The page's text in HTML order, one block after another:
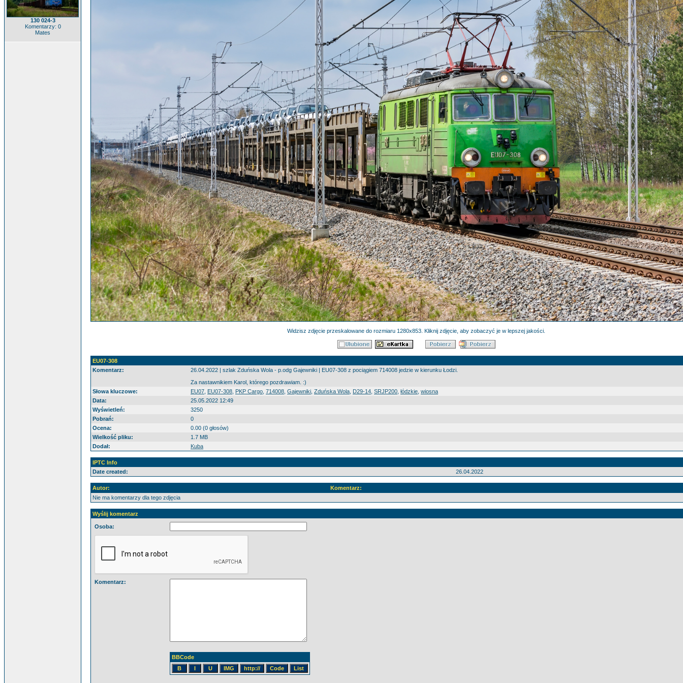
130 024-3
Komentarzy: 0
Mates
Widzisz zdjęcie przeskalowane do rozmiaru 1280x853. Kliknij zdjęcie, aby zobaczyć je w lepszej jakości.
EU07-308
Komentarz:
26.04.2022 | szlak Zduńska Wola - p.odg Gajewniki | EU07-308 z pociągiem 714008 jedzie w kierunku Łodzi.
Za nastawnikiem Karol, którego pozdrawiam. :)
Słowa kluczowe:
EU07 EU07-308 PKP Cargo 714008 Gajewniki Zduńska Wola D29-14 SRJP200 łódzkie wiosna
Data:
25.05.2022 12:49
Wyświetleń:
3250
Pobrań:
0
Ocena:
0.00 (0 głosów)
Wielkość pliku:
1.7 MB
Dodał:
Kuba
IPTC Info
Date created:
26.04.2022
Autor:
Komentarz:
Nie ma komentarzy dla tego zdjęcia
Wyślij komentarz
Osoba:
Komentarz:
BBCode